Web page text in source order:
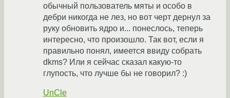
обычный пользователь мяты и особо в
дебри никогда не лез, но вот черт дернул за
руку обновить ядро и... понеслось, теперь
интересно, что произошло. Так вот, если я
правильно понял, имеется ввиду собрать
dkms? Или я сейчас сказал какую-то
глупость, что лучше бы не говорил? :)
UnCle